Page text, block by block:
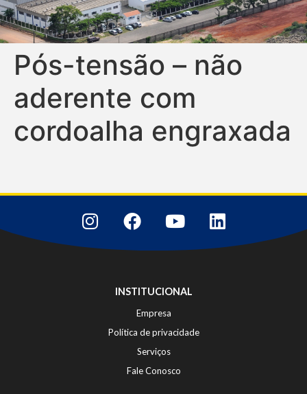
Pós-tensão – não
aderente com
cordoalha engraxada
INSTITUCIONAL
Empresa
Política de privacidade
Serviços
Fale Conosco